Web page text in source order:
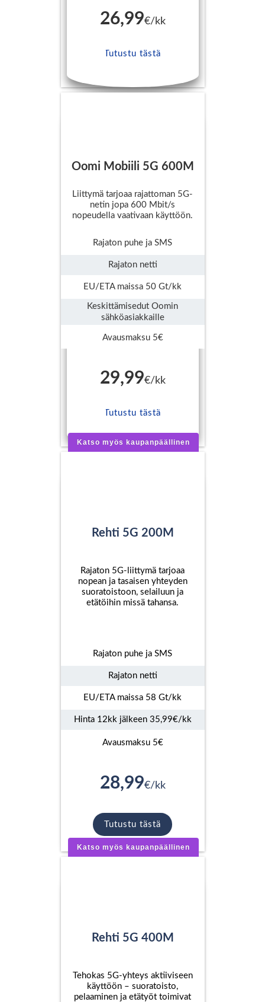
26,99€/kk
Tutustu tästä
Oomi Mobiili 5G 600M
Liittymä tarjoaa rajattoman 5G-
netin jopa 600 Mbit/s
nopeudella vaativaan käyttöön.
Rajaton puhe ja SMS
Rajaton netti
EU/ETA maissa 50 Gt/kk
Keskittämisedut Oomin
sähköasiakkaille
Avausmaksu 5€
29,99€/kk
Tutustu tästä
Katso myös kaupanpäällinen
Rehti 5G 200M
Rajaton 5G-liittymä tarjoaa
nopean ja tasaisen yhteyden
suoratoistoon, selailuun ja
etätöihin missä tahansa.
Rajaton puhe ja SMS
Rajaton netti
EU/ETA maissa 58 Gt/kk
Hinta 12kk jälkeen 35,99€/kk
Avausmaksu 5€
28,99€/kk
Tutustu tästä
Katso myös kaupanpäällinen
Rehti 5G 400M
Tehokas 5G-yhteys aktiiviseen
käyttöön – suoratoisto,
pelaaminen ja etätyöt toimivat